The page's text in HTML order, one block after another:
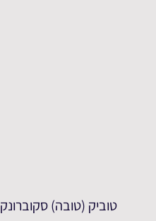
טוביק (טובה) סקוברונק